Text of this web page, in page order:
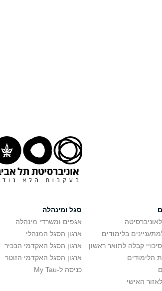
בלימודים
קבלה לתואר ראשון
הלימודים
האישי
סגל ומינהלה
אגפים ומשרדי מינהלה
ארגון הסגל המנהלי
ארגון הסגל האקדמי הבכיר
ארגון הסגל האקדמי הזוטר
כניסה ל-My Tau